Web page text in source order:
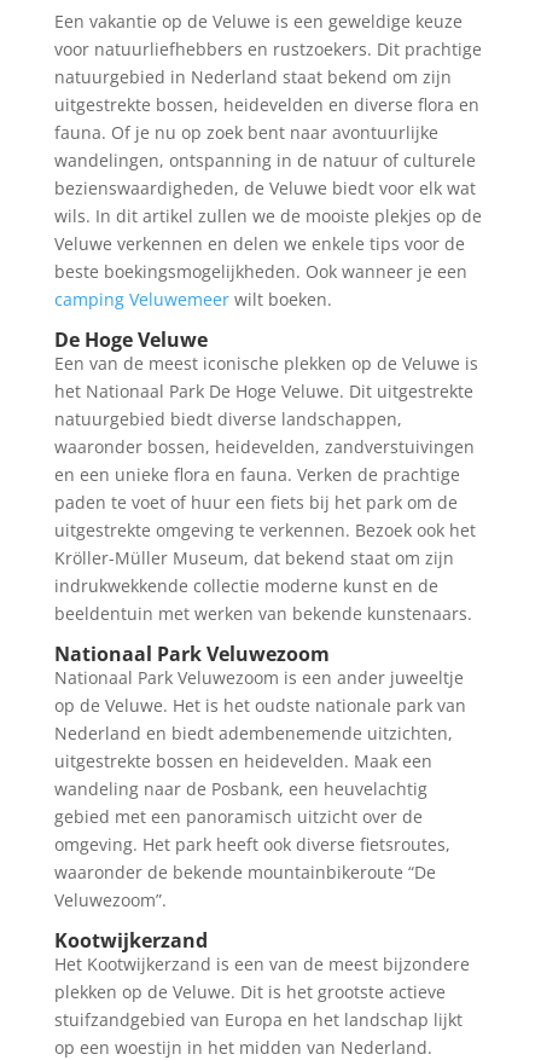
Een vakantie op de Veluwe is een geweldige keuze
voor natuurliefhebbers en rustzoekers. Dit prachtige
natuurgebied in Nederland staat bekend om zijn
uitgestrekte bossen, heidevelden en diverse flora en
fauna. Of je nu op zoek bent naar avontuurlijke
wandelingen, ontspanning in de natuur of culturele
bezienswaardigheden, de Veluwe biedt voor elk wat
wils. In dit artikel zullen we de mooiste plekjes op de
Veluwe verkennen en delen we enkele tips voor de
beste boekingsmogelijkheden. Ook wanneer je een
camping Veluwemeerwilt boeken.
De Hoge Veluwe
Een van de meest iconische plekken op de Veluwe is
het Nationaal Park De Hoge Veluwe. Dit uitgestrekte
natuurgebied biedt diverse landschappen,
waaronder bossen, heidevelden, zandverstuivingen
en een unieke flora en fauna. Verken de prachtige
paden te voet of huur een fiets bij het park om de
uitgestrekte omgeving te verkennen. Bezoek ook het
Kröller-Müller Museum, dat bekend staat om zijn
indrukwekkende collectie moderne kunst en de
beeldentuin met werken van bekende kunstenaars.
Nationaal Park Veluwezoom
Nationaal Park Veluwezoom is een ander juweeltje
op de Veluwe. Het is het oudste nationale park van
Nederland en biedt adembenemende uitzichten,
uitgestrekte bossen en heidevelden. Maak een
wandeling naar de Posbank, een heuvelachtig
gebied met een panoramisch uitzicht over de
omgeving. Het park heeft ook diverse fietsroutes,
waaronder de bekende mountainbikeroute “De
Veluwezoom”.
Kootwijkerzand
Het Kootwijkerzand is een van de meest bijzondere
plekken op de Veluwe. Dit is het grootste actieve
stuifzandgebied van Europa en het landschap lijkt
op een woestijn in het midden van Nederland.